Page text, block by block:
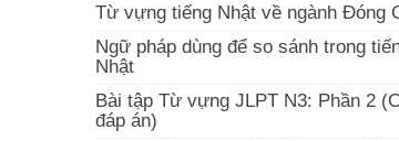
Từ vựng tiếng Nhật về ngành Đóng
Ngữ pháp dùng để so sánh trong
Nhật
Bài tập Từ vựng JLPT N3: Phần 2
đáp án)